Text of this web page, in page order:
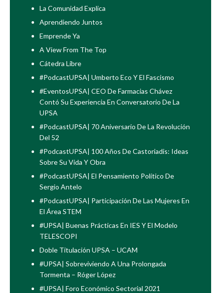
La Comunidad Explica
Aprendiendo Juntos
Emprende Ya
A View From The Top
Cátedra Libre
#PodcastUPSA| Umberto Eco Y El Fascismo
#EventosUPSA| CEO De Farmacias Chávez
Contó Su Experiencia En Conversatorio De La
UPSA
#PodcastUPSA| 70 Aniversario De La Revolución
Del 52
#PodcastUPSA| 100 Años De Castoriadis: Ideas
Sobre Su Vida Y Obra
#PodcastUPSA| El Pensamiento Político De
Sergio Antelo
#PodcastUPSA| Participación De Las Mujeres En
El Área STEM
#UPSA| Buenas Prácticas En IES Y El Modelo
TELESCOPI
Doble Titulación UPSA – UCAM
#UPSA| Sobreviviendo A Una Prolongada
Tormenta – Róger López
#UPSA| Foro Económico Sectorial 2021